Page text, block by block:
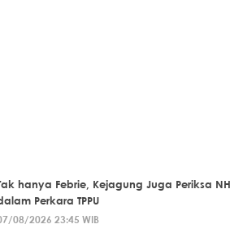
hanya Febrie, Kejagung Juga Periksa NH
Perkara TPPU
08/2026 23:45 WIB